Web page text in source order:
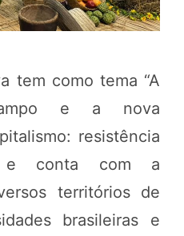
tem como tema “A
e a nova
resistência
e conta com a
territórios de
brasileiras e